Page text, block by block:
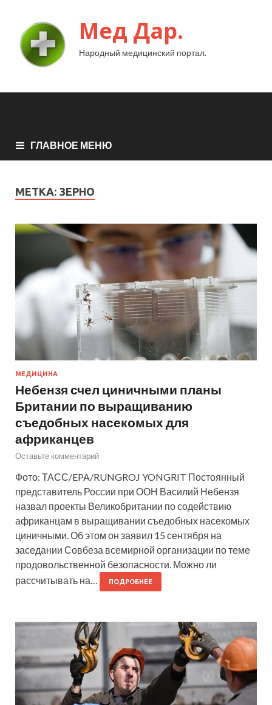
Мед Дар.
Народный медицинский портал.
ГЛАВНОЕ МЕНЮ
МЕТКА: ЗЕРНО
МЕДИЦИНА
Небензя счел циничными планы
Британии по выращиванию
съедобных насекомых для
африканцев
Оставьте комментарий
Фото: ТАСС/EPA/RUNGROJ YONGRIT Постоянный
представитель России при ООН Василий Небензя
назвал проекты Великобритании по содействию
африканцам в выращивании съедобных насекомых
циничными. Об этом он заявил 15 сентября на
заседании Совбеза всемирной организации по теме
продовольственной безопасности. Можно ли
рассчитывать на…
ПОДРОБНЕЕ